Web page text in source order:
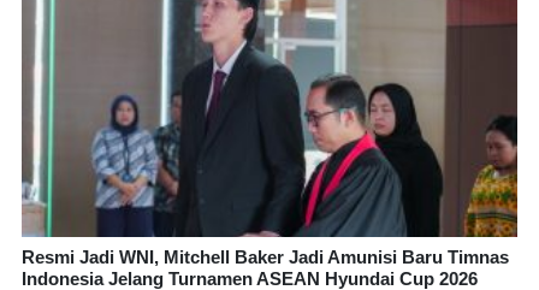
Resmi Jadi WNI, Mitchell Baker Jadi Amunisi Baru Timnas
Indonesia Jelang Turnamen ASEAN Hyundai Cup 2026